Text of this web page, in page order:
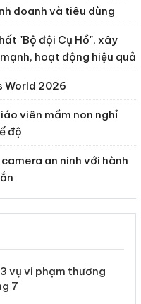
doanh và tiêu dùng
"Bộ đội Cụ Hồ", xây
hoạt động hiệu quả
World 2026
viên mầm non nghỉ
độ
an ninh với hành
vụ vi phạm thương
7